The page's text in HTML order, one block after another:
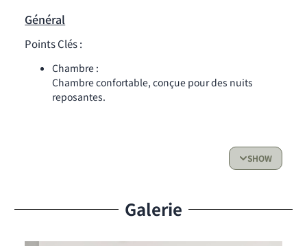
Général
Points Clés :
Chambre :
Chambre confortable, conçue pour des nuits
reposantes.
SHOW
Galerie